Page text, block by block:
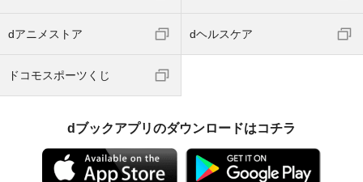
dアニメストア dヘルスケア
ドコモスポーツくじ
dブックアプリのダウンロードはコチラ